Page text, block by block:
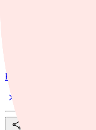
Placera